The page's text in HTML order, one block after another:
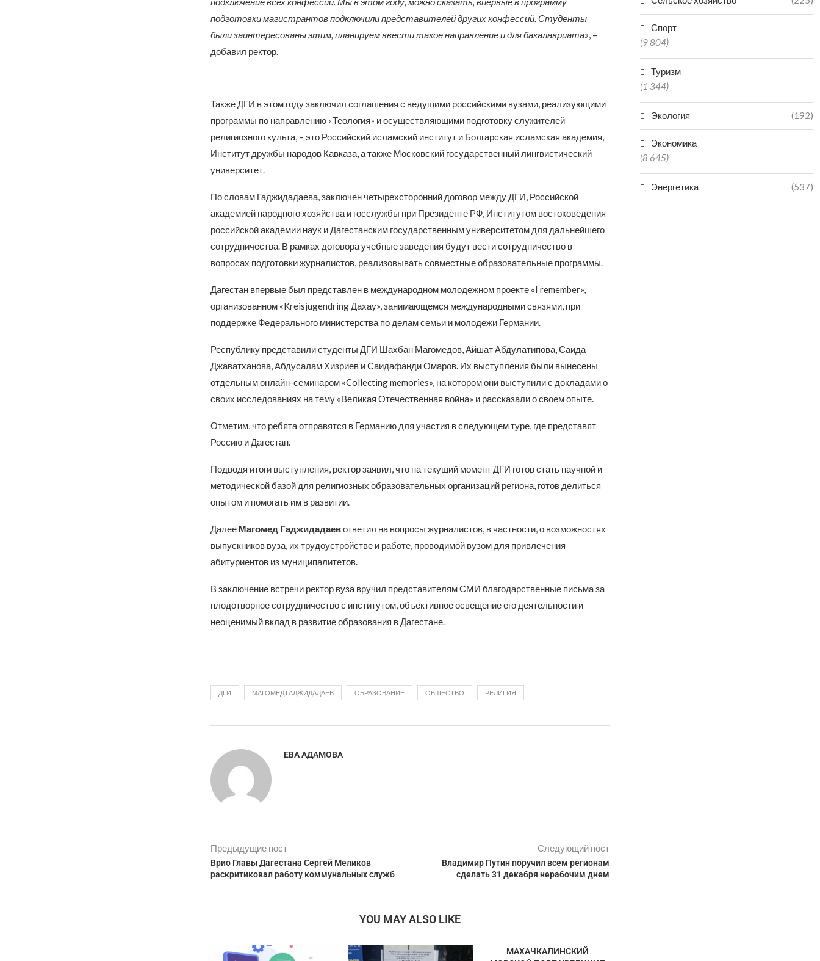
подготовки магистрантов подключили представителей других конфессий. Студенты
были заинтересованы этим, планируем ввести такое направление и для бакалавриата», –
добавил ректор.
Также ДГИ в этом году заключил соглашения с ведущими российскими вузами, реализующими
программы по направлению «Теология» и осуществляющими подготовку служителей
религиозного культа, – это Российский исламский институт и Болгарская исламская академия,
Институт дружбы народов Кавказа, а также Московский государственный лингвистический
университет.
По словам Гаджидадаева, заключен четырехсторонний договор между ДГИ, Российской
академией народного хозяйства и госслужбы при Президенте РФ, Институтом востоковедения
российской академии наук и Дагестанским государственным университетом для дальнейшего
сотрудничества. В рамках договора учебные заведения будут вести сотрудничество в
вопросах подготовки журналистов, реализовывать совместные образовательные программы.
Дагестан впервые был представлен в международном молодежном проекте «I remember»,
организованном «Kreisjugendring Дахау», занимающемся международными связями, при
поддержке Федерального министерства по делам семьи и молодежи Германии.
Республику представили студенты ДГИ Шахбан Магомедов, Айшат Абдулатипова, Саида
Джаватханова, Абдусалам Хизриев и Саидафанди Омаров. Их выступления были вынесены
отдельным онлайн-семинаром «Collecting memories», на котором они выступили с докладами о
своих исследованиях на тему «Великая Отечественная война» и рассказали о своем опыте.
Отметим, что ребята отправятся в Германию для участия в следующем туре, где представят
Россию и Дагестан.
Подводя итоги выступления, ректор заявил, что на текущий момент ДГИ готов стать научной и
методической базой для религиозных образовательных организаций региона, готов делиться
опытом и помогать им в развитии.
Далее Магомед Гаджидадаевответил на вопросы журналистов, в частности, о возможностях
выпускников вуза, их трудоустройстве и работе, проводимой вузом для привлечения
абитуриентов из муниципалитетов.
В заключение встречи ректор вуза вручил представителям СМИ благодарственные письма за
плодотворное сотрудничество с институтом, объективное освещение его деятельности и
неоценимый вклад в развитие образования в Дагестане.
ДГИ МАГОМЕД ГАДЖИДАДАЕВ ОБРАЗОВАНИЕ ОБЩЕСТВО РЕЛИГИЯ
ЕВА АДАМОВА
Предыдущие пост
Врио Главы Дагестана Сергей Меликов
раскритиковал работу коммунальных служб
Следующий пост
Владимир Путин поручил всем регионам
сделать 31 декабря нерабочим днем
YOU MAY ALSO LIKE
МАХАЧКАЛИНСКИЙ
Спорт
(9 804)
Туризм
(1 344)
Экология (192)
Экономика
(8 645)
Энергетика (537)